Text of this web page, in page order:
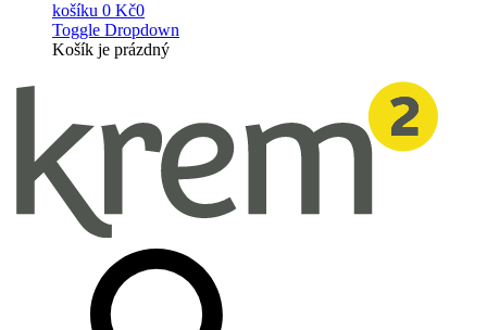
košíku 0 Kč0
Toggle Dropdown
Košík je prázdný